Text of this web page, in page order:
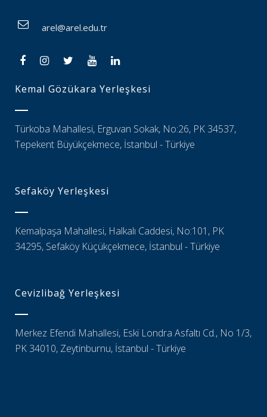
arel@arel.edu.tr
Kemal Gözükara Yerleşkesi
Türkoba Mahallesi, Erguvan Sokak, No:26, PK 34537,
Tepekent Büyükçekmece, İstanbul - Türkiye
Sefaköy Yerleşkesi
Kemalpaşa Mahallesi, Halkalı Caddesi, No:101, PK
34295, Sefaköy Küçükçekmece, İstanbul - Türkiye
Cevizlibağ Yerleşkesi
Merkez Efendi Mahallesi, Eski Londra Asfaltı Cd., No 1/3,
PK 34010, Zeytinburnu, İstanbul - Türkiye